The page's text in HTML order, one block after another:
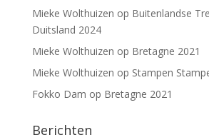
Mieke Wolthuizen op Buitenlandse
Duitsland 2024
Mieke Wolthuizen op Bretagne 2021
Mieke Wolthuizen op Stampen
Fokko Dam op Bretagne 2021
Berichten